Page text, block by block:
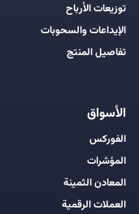
توزيعات الأرباح
الإيداعات والسحوبات
تفاصيل المنتج
الأسواق
الفوركس
المؤشرات
المعادن الثمينة
العملات الرقمية